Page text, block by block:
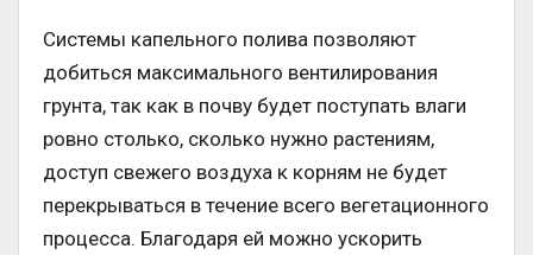
Системы капельного полива позволяют
добиться максимального вентилирования
грунта, так как в почву будет поступать влаги
ровно столько, сколько нужно растениям,
доступ свежего воздуха к корням не будет
перекрываться в течение всего вегетационного
процесса. Благодаря ей можно ускорить